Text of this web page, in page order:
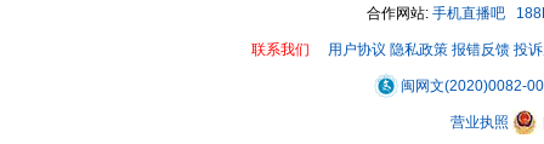
合作网站: 手机直播吧
联系我们 用户协议 隐私政策 报错反馈 投
闽网文(2020)0082-
营业执照